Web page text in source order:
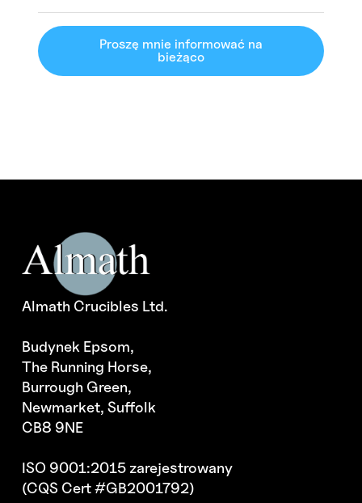
Proszę mnie informować na
bieżąco
Almath Crucibles Ltd.
Budynek Epsom,
The Running Horse,
Burrough Green,
Newmarket, Suffolk
CB8 9NE
ISO 9001:2015 zarejestrowany
(CQS Cert #GB2001792)